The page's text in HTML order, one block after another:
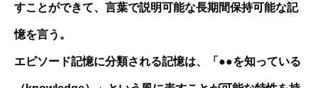
すことができて、言葉で説明可能な長期間保持可能な記
憶を言う。
エピソード記憶に分類される記憶は、「●●を知っている